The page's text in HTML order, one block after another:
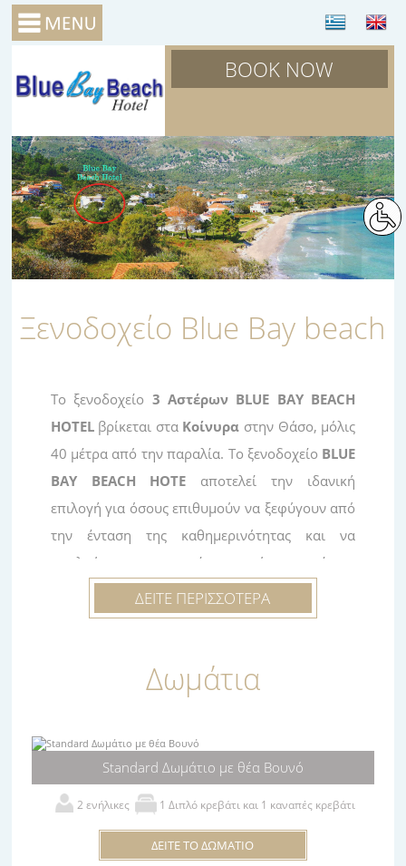
BOOK NOW
Ξενοδοχείο Blue Bay beach
Το ξενοδοχείο 3 Αστέρων BLUE BAY BEACH
HOTELβρίκεται στα Κοίνυρα στην Θάσο, μόλις
40 μέτρα από την παραλία. Το ξενοδοχείο BLUE
BAY BEACH HOTE αποτελεί την ιδανική
επιλογή για όσους επιθυμούν να ξεφύγουν από
την ένταση της καθημερινότητας και να
απολαύσουν την ηρεμία της φύσης χωρίς να
στερηθούν καμία από τις ανέσεις τους.
το καταπράσινο βουνό που έχουν θέα από τις
ανταμείψουν για την επιλογή σας και θα
χαραχτούν στην καρδιά σας για πάντα.
Το ξενοδοχείο
BLUE BAY BEACH HOTE
αποτελείται από 17 δωμάτια και Studios με
ατομικό μπάνιο, τηλεόραση, ψυγείο,
ΔΕΙΤΕ ΠΕΡΙΣΣΟΤΕΡΑ
Δωμάτια
Standard Δωμάτιο με θέα Βουνό
2 ενήλικες 1 Διπλό κρεβάτι και 1 καναπές κρεβάτι
ΔΕΙΤΕ ΤΟ ΔΩΜΑΤΙΟ